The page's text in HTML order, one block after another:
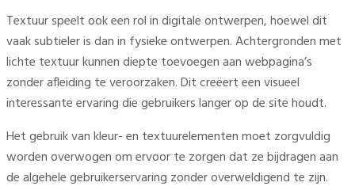
Textuur speelt ook een rol in digitale ontwerpen, hoewel dit
vaak subtieler is dan in fysieke ontwerpen. Achtergronden met
lichte textuur kunnen diepte toevoegen aan webpagina’s
zonder afleiding te veroorzaken. Dit creëert een visueel
interessante ervaring die gebruikers langer op de site houdt.
Het gebruik van kleur- en textuurelementen moet zorgvuldig
worden overwogen om ervoor te zorgen dat ze bijdragen aan
de algehele gebruikerservaring zonder overweldigend te zijn.